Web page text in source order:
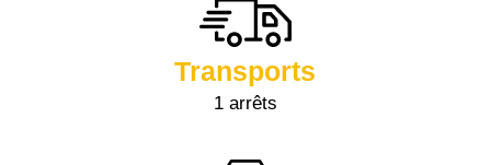
Transports
1 arrêts